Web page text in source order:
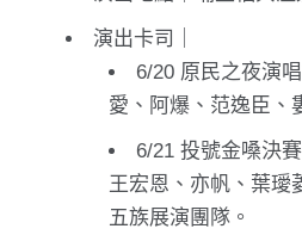
演出卡司｜
6/20 原民之夜演
愛、阿爆、范逸臣、
6/21 投號金嗓決
王宏恩、亦帆、葉璦
五族展演團隊。